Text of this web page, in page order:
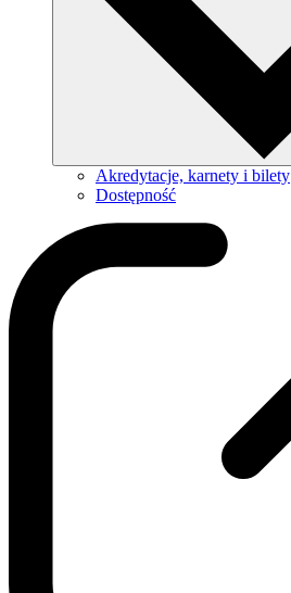
Akredytacje, karnety i bilety
Dostępność